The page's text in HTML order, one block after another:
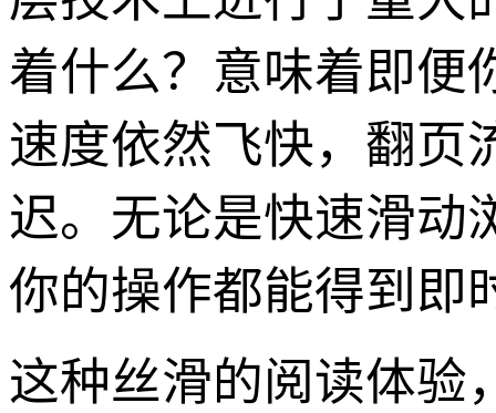
着什么？意味着即便
速度依然飞快，翻页
迟。无论是快速滑动
你的操作都能得到即
这种丝滑的阅读体验